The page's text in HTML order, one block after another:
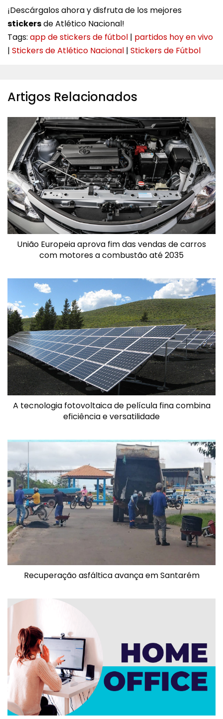
¡Descárgalos ahora y disfruta de los mejores
stickersde Atlético Nacional!
Tags: app de stickers de fútbol | partidos hoy en vivo
| Stickers de Atlético Nacional | Stickers de Fútbol
Artigos Relacionados
União Europeia aprova fim das vendas de carros
com motores a combustão até 2035
A tecnologia fotovoltaica de película fina combina
eficiência e versatilidade
Recuperação asfáltica avança em Santarém